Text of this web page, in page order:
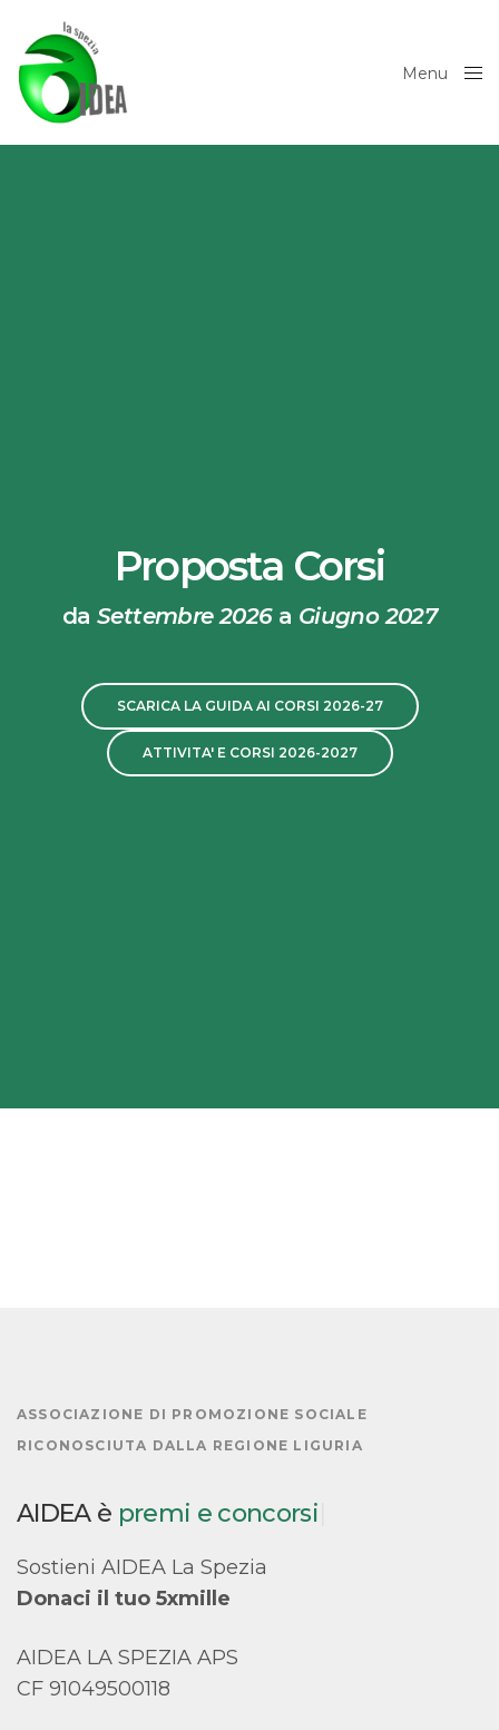
Menu
Proposta Corsi
da Settembre 2026 a Giugno 2027
SCARICA LA GUIDA AI CORSI 2026-27
ATTIVITA' E CORSI 2026-2027
ASSOCIAZIONE DI PROMOZIONE SOCIALE
RICONOSCIUTA DALLA REGIONE LIGURIA
AIDEA è premi e |
Sostieni AIDEA La Spezia
Donaci il tuo 5xmille
AIDEA LA SPEZIA APS
CF 91049500118